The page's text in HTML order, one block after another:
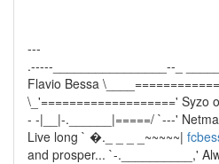
---
.-----________________--_
Flavio Bessa
\_'===================' Syzo
- -|__|-.______|=====/ `---'
Live long ` �._ _ _ _~~~~~|
and prosper... `-.__________,'